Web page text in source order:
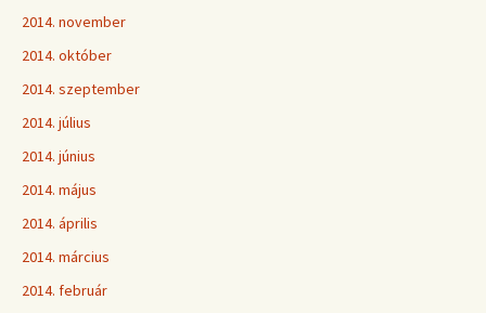
2014. november
2014. október
2014. szeptember
2014. július
2014. június
2014. május
2014. április
2014. március
2014. február